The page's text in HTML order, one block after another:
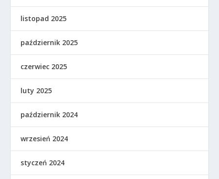
listopad 2025
październik 2025
czerwiec 2025
luty 2025
październik 2024
wrzesień 2024
styczeń 2024